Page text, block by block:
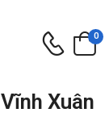
0
Xuân